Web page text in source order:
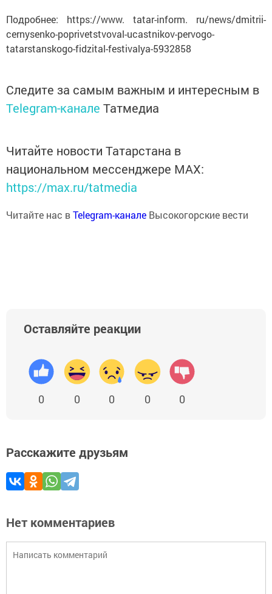
Подробнее: https://www. tatar-inform. ru/news/dmitrii-
cernysenko-poprivetstvoval-ucastnikov-pervogo-
tatarstanskogo-fidzital-festivalya-5932858
Следите за самым важным и интересным в
Telegram-канале Татмедиа
Читайте новости Татарстана в
национальном мессенджере MАХ:
https://max.ru/tatmedia
Читайте нас вTelegram-канале Высокогорские вести
Оставляйте реакции
0 0 0 0 0
Расскажите друзьям
Нет комментариев